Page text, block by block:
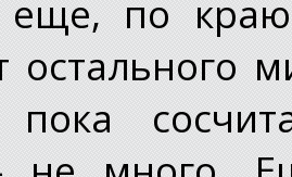
еще, по краю
остального
пока